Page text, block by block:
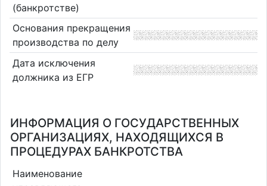
(банкротстве)
Основания прекращения
производства по делу
Дата исключения
должника из ЕГР
ИНФОРМАЦИЯ О ГОСУДАРСТВЕННЫХ
ОРГАНИЗАЦИЯХ, НАХОДЯЩИХСЯ В
ПРОЦЕДУРАХ БАНКРОТСТВА
Наименование